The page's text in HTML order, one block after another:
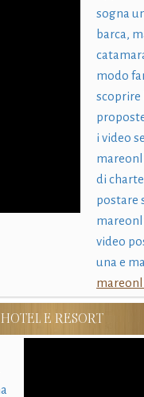
sogna
barca,
modo
i video
di
postare
video
una e
HOTEL E RESORT